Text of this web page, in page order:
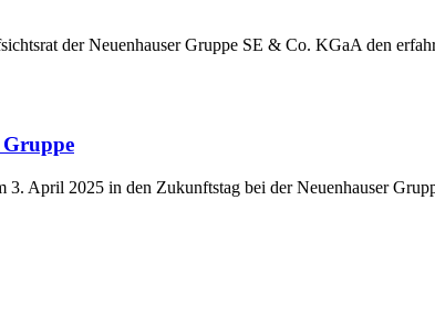
der Neuenhauser Gruppe SE & Co. KGaA den
April 2025 in den Zukunftstag bei der Neuenhauser